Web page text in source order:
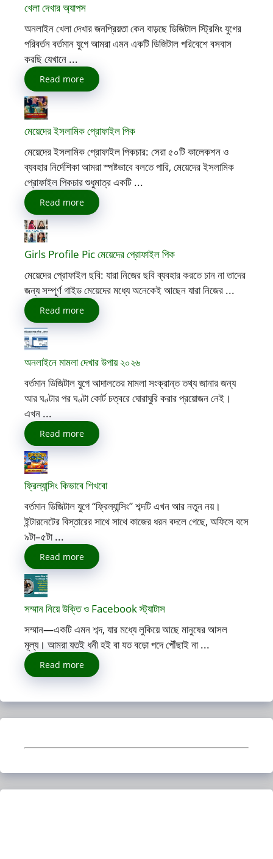
খেলা দেখার অ্যাপস
অনলাইন খেলা দেখার জনপ্রিয়তা কেন বাড়ছে ডিজিটাল স্ট্রিমিং যুগের
পরিবর্তন বর্তমান যুগে আমরা এমন একটি ডিজিটাল পরিবেশে বসবাস
করছি যেখানে ...
Read more
মেয়েদের ইসলামিক প্রোফাইল পিক
মেয়েদের ইসলামিক প্রোফাইল পিকচার: সেরা ৫০টি কালেকশন ও
ব্যবহার নির্দেশিকা আমরা স্পষ্টভাবে বলতে পারি, মেয়েদের ইসলামিক
প্রোফাইল পিকচার শুধুমাত্র একটি ...
Read more
Girls Profile Pic মেয়েদের প্রোফাইল পিক
মেয়েদের প্রোফাইল ছবি: যারা নিজের ছবি ব্যবহার করতে চান না তাদের
জন্য সম্পূর্ণ গাইড মেয়েদের মধ্যে অনেকেই আছেন যারা নিজের ...
Read more
অনলাইনে মামলা দেখার উপায় ২০২৬
বর্তমান ডিজিটাল যুগে আদালতের মামলা সংক্রান্ত তথ্য জানার জন্য
আর ঘণ্টার পর ঘণ্টা কোর্ট চত্বরে ঘোরাঘুরি করার প্রয়োজন নেই।
এখন ...
Read more
ফ্রিল্যান্সিং কিভাবে শিখবো
বর্তমান ডিজিটাল যুগে “ফ্রিল্যান্সিং” শব্দটি এখন আর নতুন নয়।
ইন্টারনেটের বিস্তারের সাথে সাথে কাজের ধরন বদলে গেছে, অফিসে বসে
৯টা–৫টা ...
Read more
সম্মান নিয়ে উক্তি ও Facebook স্ট্যাটাস
সম্মান—একটি এমন শব্দ, যার মধ্যে লুকিয়ে আছে মানুষের আসল
মূল্য। আমরা যতই ধনী হই বা যত বড়ো পদে পৌঁছাই না ...
Read more